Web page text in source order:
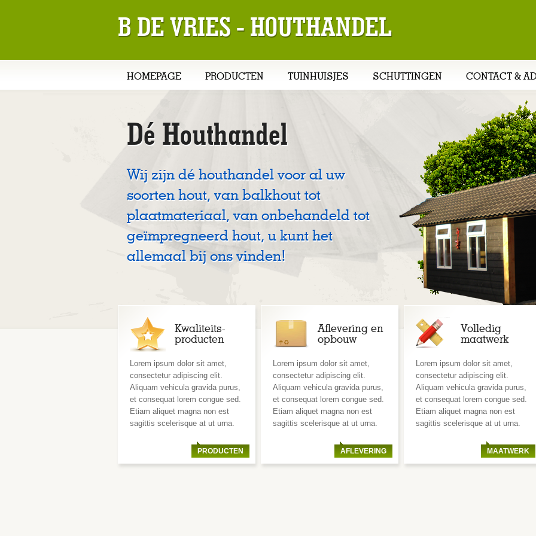
B DE VRIES - HOUTHANDEL
HOMEPAGE PRODUCTEN TUINHUISJES SCHUTTINGEN CONTACT &
Dé Houthandel
Wij zijn dé houthandel voor al uw
soorten hout, van balkhout tot
plaatmateriaal, van onbehandeld tot
geïmpregneerd hout, u kunt het
allemaal bij ons vinden!
Kwaliteits-
producten
Lorem ipsum dolor sit amet,
consectetur adipiscing elit.
Aliquam vehicula gravida purus,
et consequat lorem congue sed.
Etiam aliquet magna non est
sagittis scelerisque at ut urna.
PRODUCTEN
Aflevering en
opbouw
Lorem ipsum dolor sit amet,
consectetur adipiscing elit.
Aliquam vehicula gravida purus,
et consequat lorem congue sed.
Etiam aliquet magna non est
sagittis scelerisque at ut urna.
AFLEVERING
Volledig
maatwerk
Lorem ipsum dolor sit amet,
consectetur adipiscing elit.
Aliquam vehicula gravida purus,
et consequat lorem congue sed.
Etiam aliquet magna non est
sagittis scelerisque at ut urna.
MAATWERK